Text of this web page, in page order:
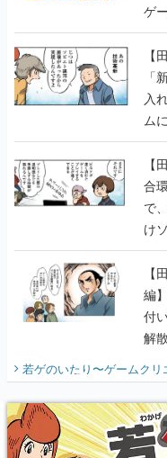
ゲ
【
【
「
入
ム
の
【
合
で
け
に
【
編
付
解
『
り
若ゲのいたり〜ゲームクリ